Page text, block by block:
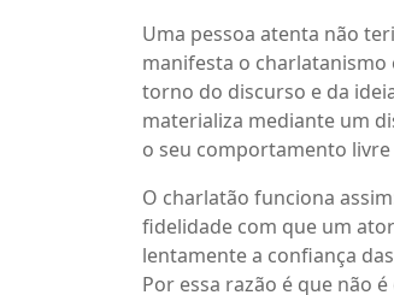
Uma pessoa atenta não
manifesta o charlatanismo
torno do discurso e da
materializa mediante um
o seu comportamento
O charlatão funciona
fidelidade com que um
lentamente a confiança
Por essa razão é que não